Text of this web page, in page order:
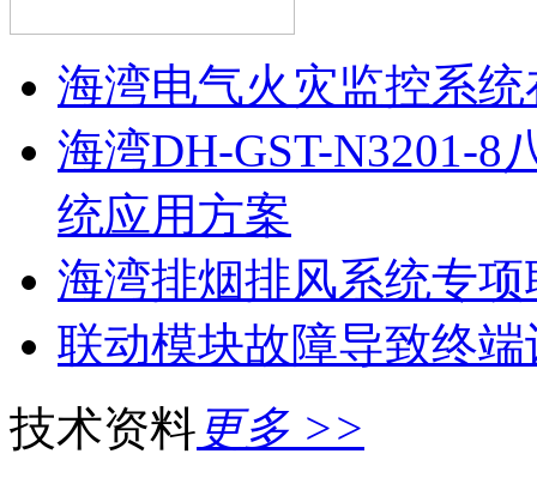
海湾电气火灾监控系
海湾DH-GST-N3201-8
统应用方案
海湾排烟排风系统专
联动模块故障导致终
技术资料 更多 >>